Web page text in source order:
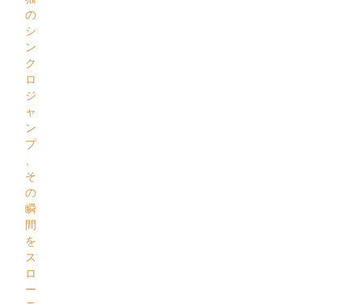
の
シ
ン
ク
ロ
ジ
ャ
ン
プ
、
そ
の
瞬
間
を
ス
ロ
ー